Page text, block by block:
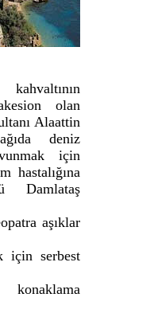
olan
Alaattin
deniz
için
hastalığına
aşıklar
için serbest